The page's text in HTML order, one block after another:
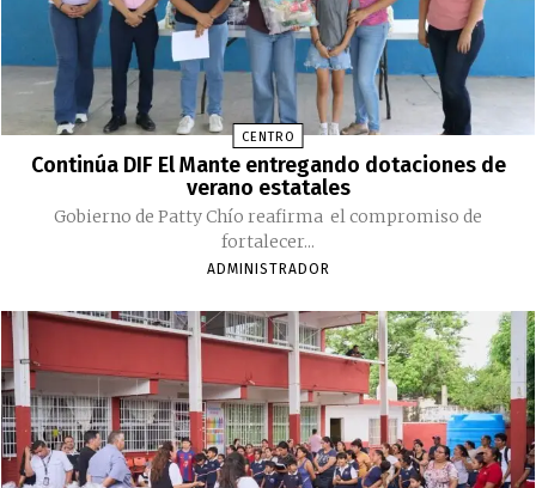
CENTRO
Continúa DIF El Mante entregando dotaciones de
verano estatales
Gobierno de Patty Chío reafirma el compromiso de
fortalecer...
ADMINISTRADOR